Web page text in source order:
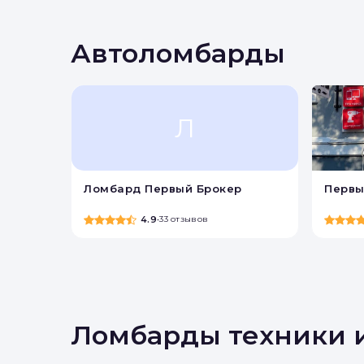
Автоломбарды
Л
Ломбард Первый Брокер
4.9•33 отзывов
Ломбарды техники